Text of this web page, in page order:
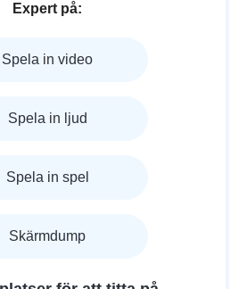
Expert på:
Spela in video
Spela in ljud
Spela in spel
Skärmdump